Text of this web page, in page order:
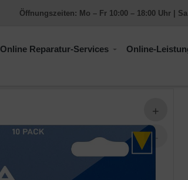
Öffnungszeiten: Mo – Fr 10:00 – 18:00 Uhr |
Online Reparatur-Services Online-